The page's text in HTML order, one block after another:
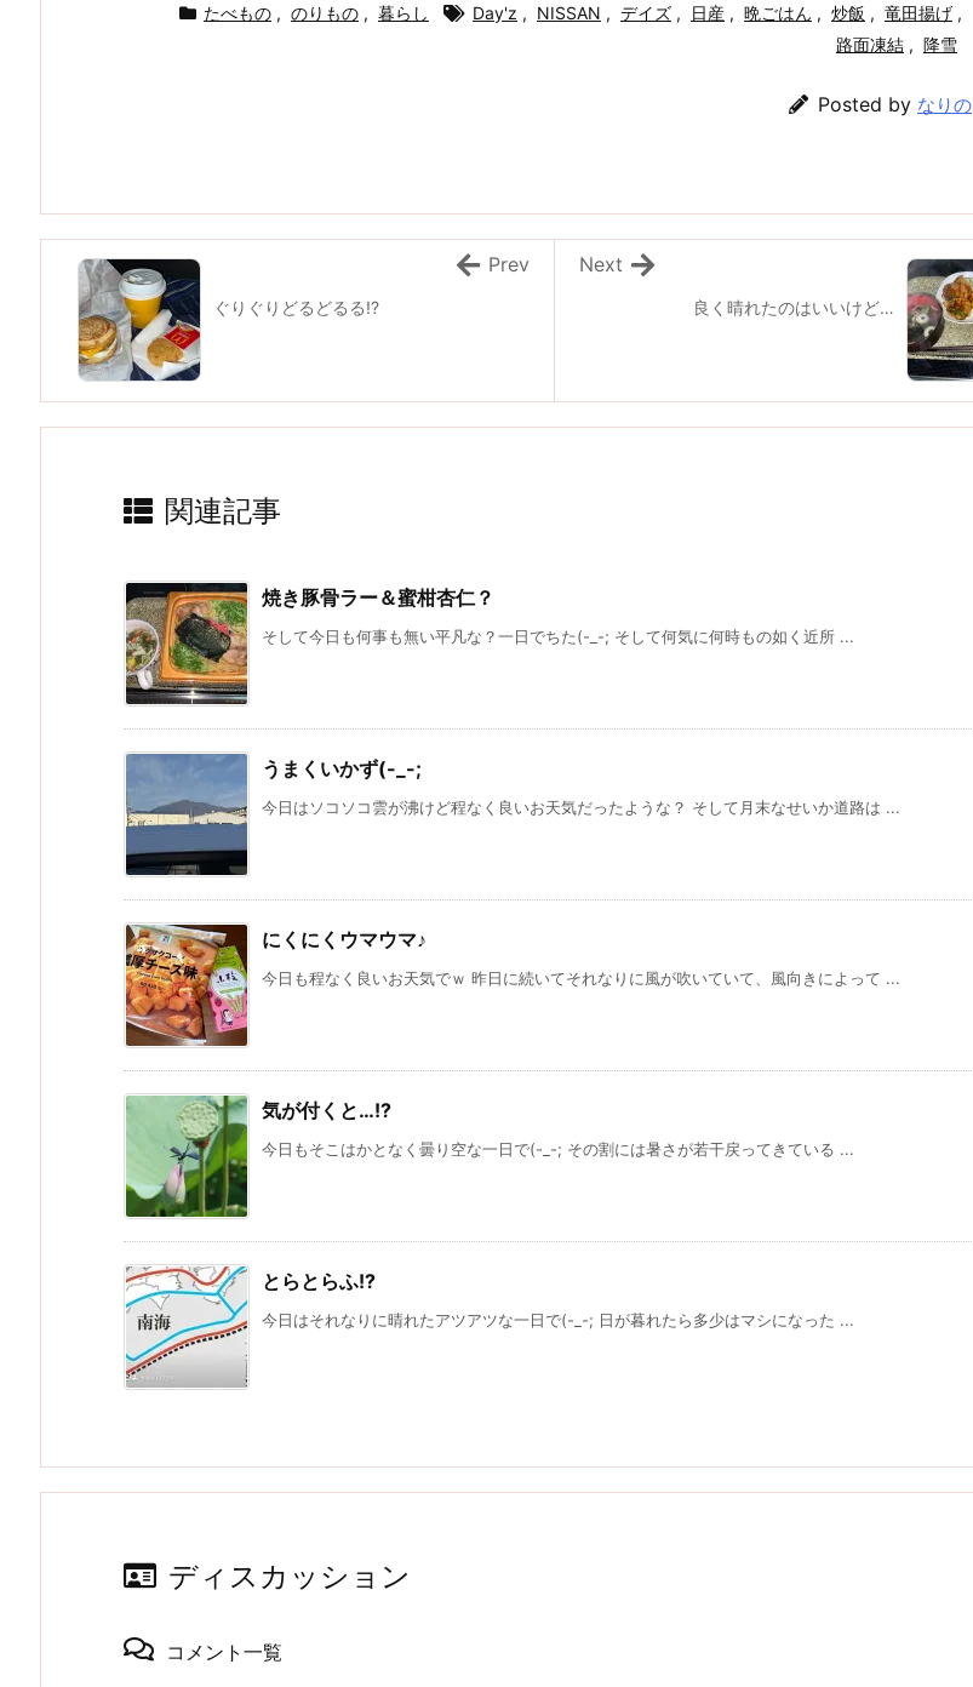
たべもの , のりもの , 暮らし Day'z , NISSAN , デイズ , 日産 , 晩ごはん , 炒飯 , 竜田揚げ ,
路面凍結 , 降雪
Posted by なりの
良く晴れたのはいいけど…
Next
ぐりぐりどるどるる!?
Prev
関連記事
焼き豚骨ラー＆蜜柑杏仁？
そして今日も何事も無い平凡な？一日でちた(-_-; そして何気に何時もの如く近所 ...
うまくいかず(-_-;
今日はソコソコ雲が沸けど程なく良いお天気だったような？ そして月末なせいか道路は ...
にくにくウマウマ♪
今日も程なく良いお天気でｗ 昨日に続いてそれなりに風が吹いていて、風向きによって ...
気が付くと…!?
今日もそこはかとなく曇り空な一日で(-_-; その割には暑さが若干戻ってきている ...
とらとらふ!?
今日はそれなりに晴れたアツアツな一日で(-_-; 日が暮れたら多少はマシになった ...
ディスカッション
コメント一覧